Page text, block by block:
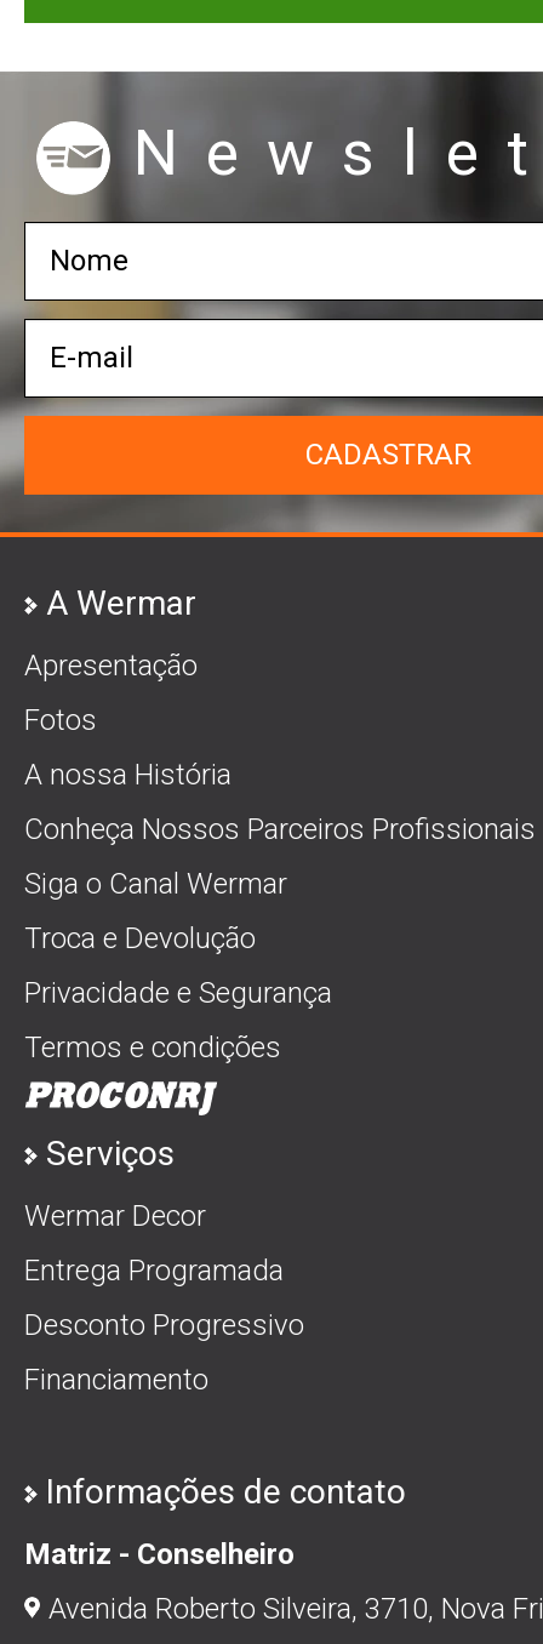
CADASTRAR
A Wermar
Apresentação
Fotos
A nossa História
Conheça Nossos Parceiros Profissionais
Siga o Canal Wermar
Troca e Devolução
Privacidade e Segurança
Termos e condições
Serviços
Wermar Decor
Entrega Programada
Desconto Progressivo
Financiamento
Informações de contato
Matriz - Conselheiro
Avenida Roberto Silveira, 3710, Nova